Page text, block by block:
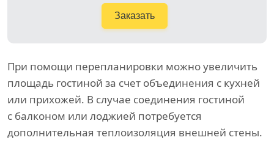
Заказать
При помощи перепланировки можно увеличить
площадь гостиной за счет объединения с кухней
или прихожей. В случае соединения гостиной
с балконом или лоджией потребуется
дополнительная теплоизоляция внешней стены.